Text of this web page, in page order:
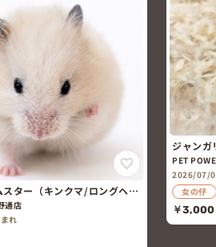
スター（キンクマ/ロングヘ
通店
れ
ジャンガ
PET
2026/07/
女の仔
￥3,000